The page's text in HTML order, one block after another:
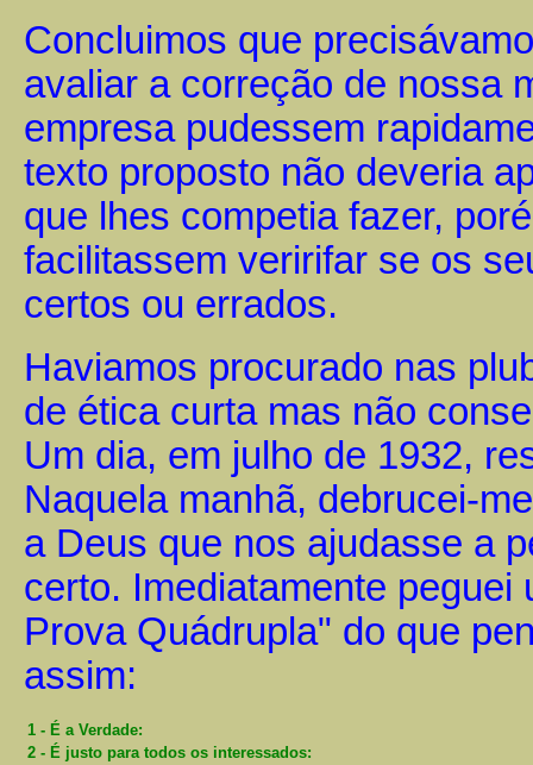
Concluimos que
avaliar a correção de nossa
empresa pudessem
texto proposto não deveria
que lhes competia fazer,
facilitassem veririfar se os
certos ou errados.
Haviamos procurado nas
de ética curta mas não
Um dia, em julho de 1932,
Naquela manhã, debrucei-
a Deus que nos ajudasse a
certo. Imediatamente
Prova Quádrupla" do que
assim:
1 - É a Verdade:
2 - É justo para todos os interessados: